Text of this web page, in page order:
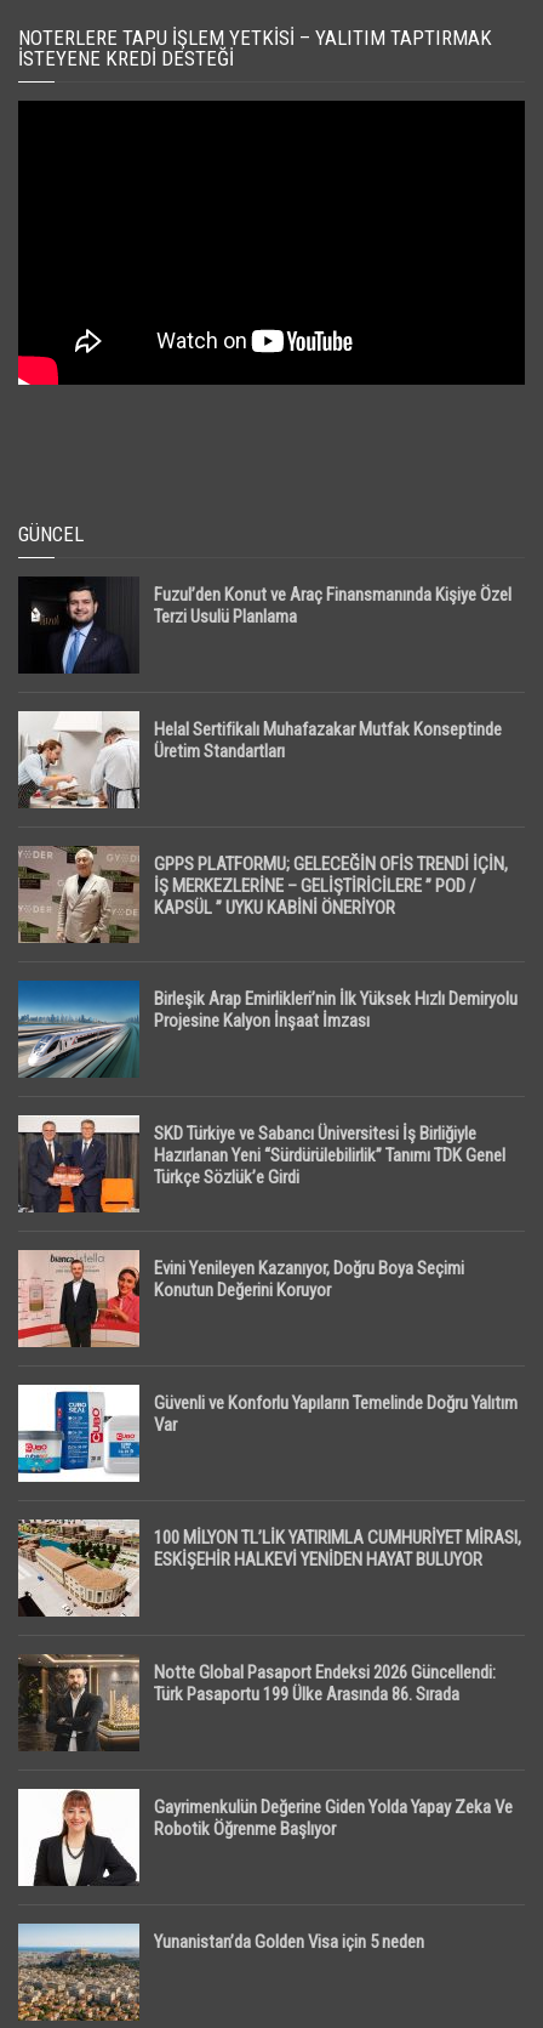
NOTERLERE TAPU İŞLEM YETKISI – YALITIM TAPTIRMAK
İSTEYENE KREDI DESTEĞI
GÜNCEL
Fuzul’den Konut ve Araç Finansmanında Kişiye Özel
Terzi Usulü Planlama
Helal Sertifikalı Muhafazakar Mutfak Konseptinde
Üretim Standartları
GPPS PLATFORMU; GELECEĞİN OFİS TRENDİ İÇİN,
İŞ MERKEZLERİNE – GELİŞTİRİCİLERE ” POD /
KAPSÜL ” UYKU KABİNİ ÖNERİYOR
Birleşik Arap Emirlikleri’nin İlk Yüksek Hızlı Demiryolu
Projesine Kalyon İnşaat İmzası
SKD Türkiye ve Sabancı Üniversitesi İş Birliğiyle
Hazırlanan Yeni “Sürdürülebilirlik” Tanımı TDK Genel
Türkçe Sözlük’e Girdi
Evini Yenileyen Kazanıyor, Doğru Boya Seçimi
Konutun Değerini Koruyor
Güvenli ve Konforlu Yapıların Temelinde Doğru Yalıtım
Var
100 MİLYON TL’LİK YATIRIMLA CUMHURİYET MİRASI,
ESKİŞEHİR HALKEVİ YENİDEN HAYAT BULUYOR
Notte Global Pasaport Endeksi 2026 Güncellendi:
Türk Pasaportu 199 Ülke Arasında 86. Sırada
Gayrimenkulün Değerine Giden Yolda Yapay Zeka Ve
Robotik Öğrenme Başlıyor
Yunanistan’da Golden Visa için 5 neden